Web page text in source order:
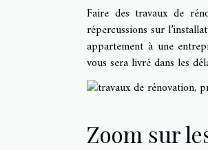
Faire des travaux de
répercussions sur
appartement à une
vous sera livré dans les
Zoom sur